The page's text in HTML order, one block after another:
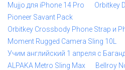
Mujjo для iPhone 14 Pro
Orbitkey
Pioneer Savant Pack
Orbitkey Crossbody Phone Strap и
Moment Rugged Camera Sling 10L
Учим английский 1 апреля с
ALPAKA Metro Sling Max
Bellroy